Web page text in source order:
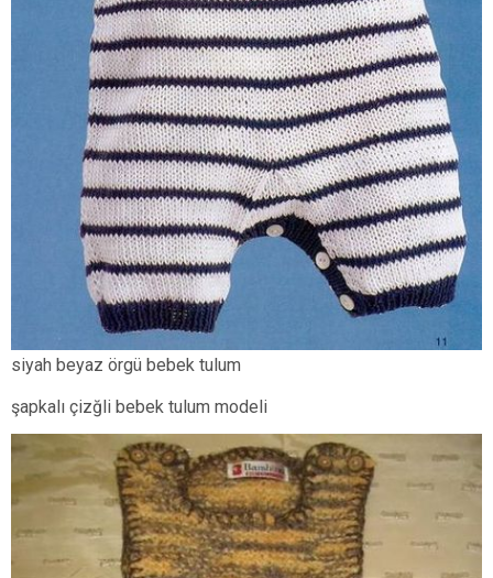
siyah beyaz örgü bebek tulum
şapkalı çizğli bebek tulum modeli